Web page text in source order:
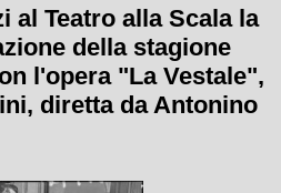
al Teatro alla Scala la
della stagione
l'opera "La Vestale",
diretta da Antonino